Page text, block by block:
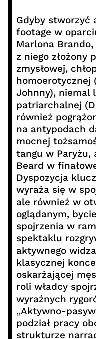
Gdyby stworzyć
footage w
Marlona
z niego złożony
zmysłowej,
homoerotycznej
Johnny), niemal
patriarchalnej
również
na antypodach
mocnej
tangu w Paryżu,
Beard w
Dyspozycja
wyraża się w
ale również w
oglądanym,
spojrzenia w
spektaklu
aktywnego
klasycznej
oskarżającej
roli władcy
wyraźnych
„Aktywno-
podział pracy
strukturze